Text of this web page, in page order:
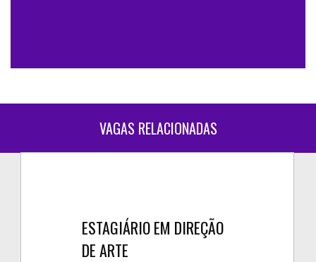
VAGAS RELACIONADAS
ESTAGIÁRIO EM DIREÇÃO
DE ARTE